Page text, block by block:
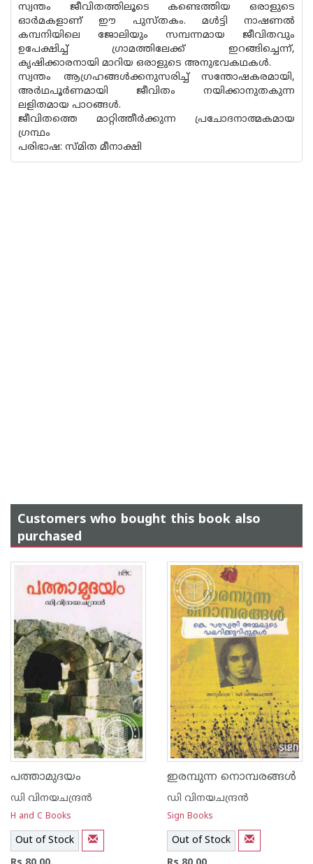
സ്വന്തം ജീവിതത്തിലൂടെ കണ്ടെത്തിയ ഒരാളുടെ
ഓർമകളാണ് ഈ പുസ്തകം. മൾട്ടി നാഷണൽ
കമ്പനിയിലെ ജോലിയും സമ്പന്നമായ ജീവിതവും
ഉപേക്ഷിച്ച് ഗ്രാമത്തിലേക്ക് ഇറങ്ങിച്ചെന്ന്,
കൃഷിക്കാരനായി മാറിയ ഒരാളുടെ അനുഭവകഥകൾ.
സ്വന്തം ആഗ്രഹങ്ങൾക്കനുസരിച്ച് സന്തോഷകരമായി,
അർഥപൂർണമായി ജീവിതം നയിക്കാനുതകുന്ന
ലളിതമായ പാഠങ്ങൾ.
ജീവിതത്തെ മാറ്റിത്തീർക്കുന്ന പ്രചോദനാത്മകമായ
ഗ്രന്ഥം
പരിഭാഷ: സ്മിത മീനാക്ഷി
Customers who bought this book also
purchased
പത്താമുദയം
ഡി വിനയചന്ദ്രന്‍
H and C Books
Out of Stock
ഇരമ്പുന്ന നൊമ്പരങ്ങള്‍‌
ഡി വിനയചന്ദ്രന്‍
Sign Books
Out of Stock